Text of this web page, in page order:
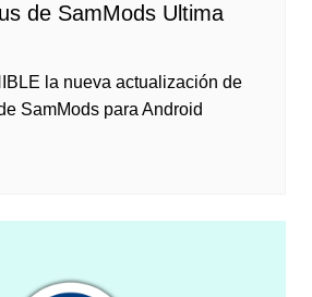
de SamMods Ultima
la nueva actualización de
SamMods para Android